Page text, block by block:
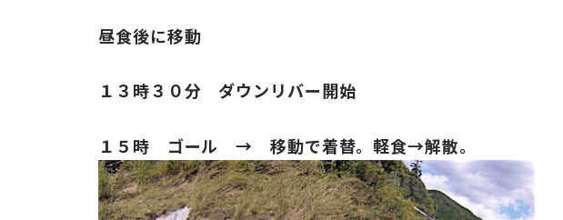
昼食後に移動
１３時３０分 ダウンリバー開始
１５時 ゴール → 移動で着替。軽食→解散。